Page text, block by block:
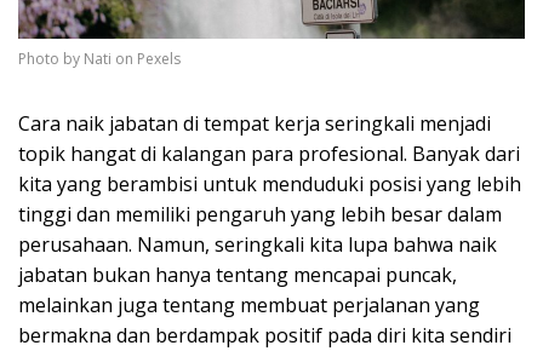
Photo by Nati on Pexels
Cara naik jabatan di tempat kerja seringkali menjadi
topik hangat di kalangan para profesional. Banyak dari
kita yang berambisi untuk menduduki posisi yang lebih
tinggi dan memiliki pengaruh yang lebih besar dalam
perusahaan. Namun, seringkali kita lupa bahwa naik
jabatan bukan hanya tentang mencapai puncak,
melainkan juga tentang membuat perjalanan yang
bermakna dan berdampak positif pada diri kita sendiri